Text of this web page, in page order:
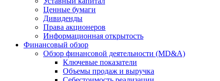
Ценные бумаги
Дивиденды
Права акционеров
Информационная открытость
Финансовый обзор
Обзор финансовой деятельности (MD&A)
Ключевые показатели
Объемы продаж и выручка